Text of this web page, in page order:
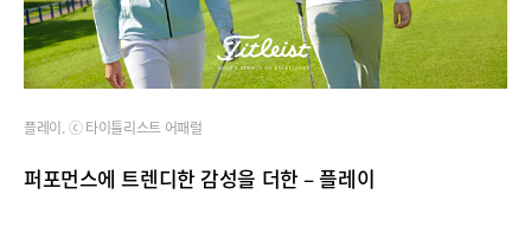
플레이. ⓒ 타이틀리스트 어패럴
퍼포먼스에 트렌디한 감성을 더한 – 플레이